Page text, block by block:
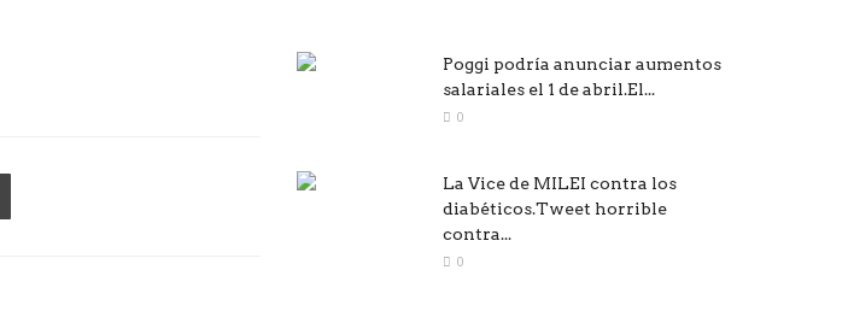
Poggi podría anunciar aumentos
salariales el 1 de abril.El...
0
La Vice de MILEI contra los
diabéticos.Tweet horrible
contra...
0